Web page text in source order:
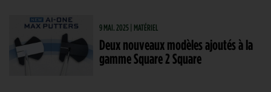
9 MAI. 2025 | MATÉRIEL
Deux nouveaux modèles ajoutés à la
gamme Square 2 Square